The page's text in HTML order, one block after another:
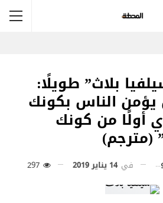
بلاث” طويلًا:
يؤمن الناس بكونك
أولًا من كونك
(مترجم)
في 14 يناير 2019